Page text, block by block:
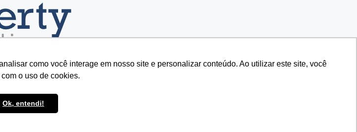
como você interage em nosso site e personalizar conteúdo. Ao utilizar este site, você
o uso de cookies.
Ok, entendi!
os direitos Reservados